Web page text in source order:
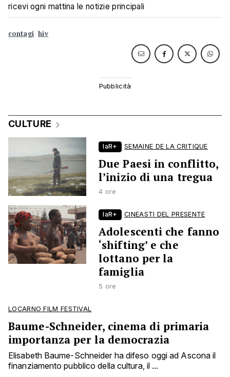
ricevi ogni mattina le notizie principali
contagi hiv
CULTURE
laR+ SEMAINE DE LA CRITIQUE
Due Paesi in conflitto,
l’inizio di una tregua
4 ore
laR+ CINEASTI DEL PRESENTE
Adolescenti che fanno
‘shifting’ e che
lottano per la
famiglia
5 ore
LOCARNO FILM FESTIVAL
Baume-Schneider, cinema di primaria
importanza per la democrazia
Elisabeth Baume-Schneider ha difeso oggi ad Ascona il
finanziamento pubblico della cultura, il ...